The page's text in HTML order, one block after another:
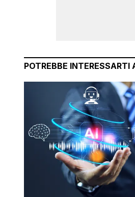
POTREBBE INTERESSARTI